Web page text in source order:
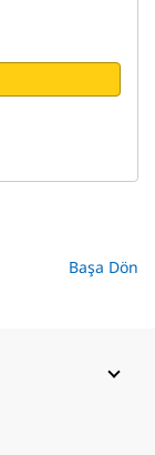
Başa Dön